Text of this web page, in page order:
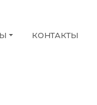
КОНТАКТЫ